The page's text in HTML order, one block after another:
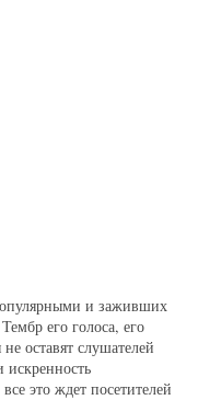
и заживших
его голоса, его
оставят слушателей
это ждет посетителей